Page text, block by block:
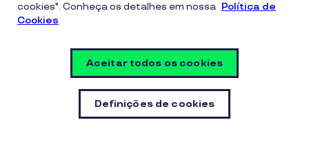
Cartão Multibenefícios Vale-alimentação
Todos os produtos
Vem com a gente!
cookies". Conheça os detalhes em nossa Política de
Cookies
Definições de cookies
Aceitar todos os cookies